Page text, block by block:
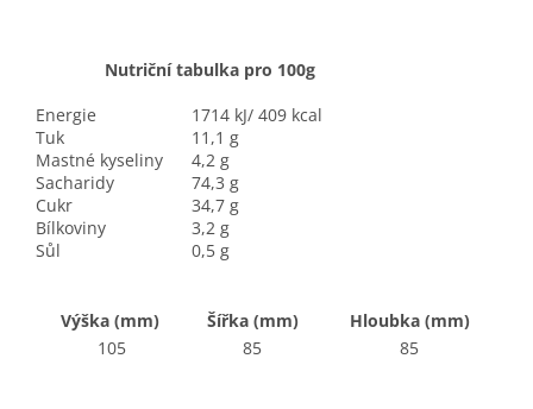
Nutriční tabulka pro 100g
Energie
1714 kJ/ 409 kcal
Tuk
11,1 g
Mastné kyseliny
4,2 g
Sacharidy
74,3 g
Cukr
34,7 g
Bílkoviny
3,2 g
Sůl
0,5 g
Výška (mm) Šířka (mm)
Hloubka (mm)
105
85 85